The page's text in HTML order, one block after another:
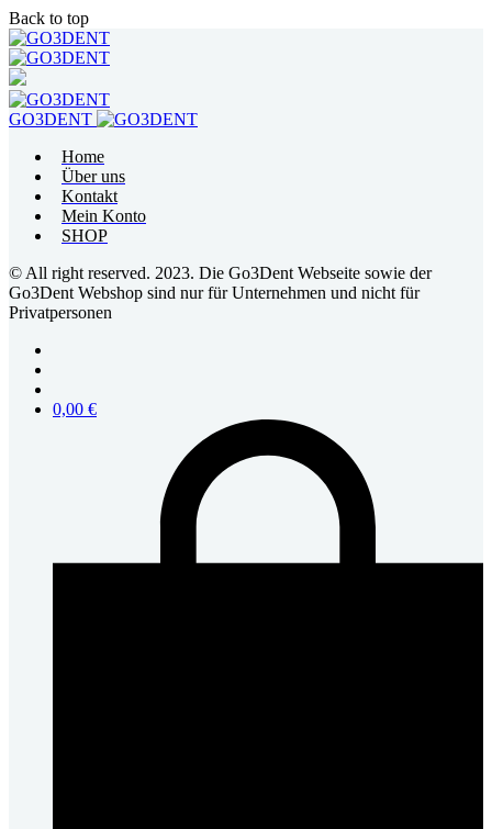
Back to top
Skip
to
content
GO3DENT
Home
Über uns
Kontakt
Mein Konto
SHOP
© All right reserved. 2023. Die Go3Dent Webseite sowie der
Go3Dent Webshop sind nur für Unternehmen und nicht für
Privatpersonen
0,00 €